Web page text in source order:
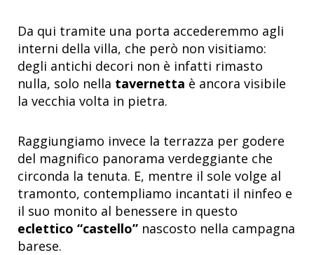
Da qui tramite una porta accederemmo agli
interni della villa, che però non visitiamo:
degli antichi decori non è infatti rimasto
nulla, solo nella tavernetta è ancora visibile
la vecchia volta in pietra.
Raggiungiamo invece la terrazza per godere
del magnifico panorama verdeggiante che
circonda la tenuta. E, mentre il sole volge al
tramonto, contempliamo incantati il ninfeo e
il suo monito al benessere in questo
eclettico “castello” nascosto nella campagna
barese.